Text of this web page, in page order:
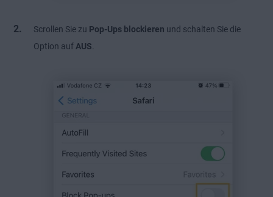
Scrollen Sie zu Pop-Ups blockieren und schalten Sie die
Option aufAUS.